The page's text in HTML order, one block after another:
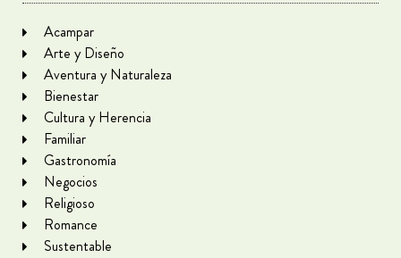
Acampar
Arte y Diseño
Aventura y Naturaleza
Bienestar
Cultura y Herencia
Familiar
Gastronomía
Negocios
Religioso
Romance
Sustentable